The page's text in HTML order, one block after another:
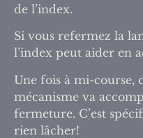
de l’index.
Si vous refermez la
l’index peut aider en
Une fois à mi-course,
mécanisme va
fermeture. C’est
rien lâcher!